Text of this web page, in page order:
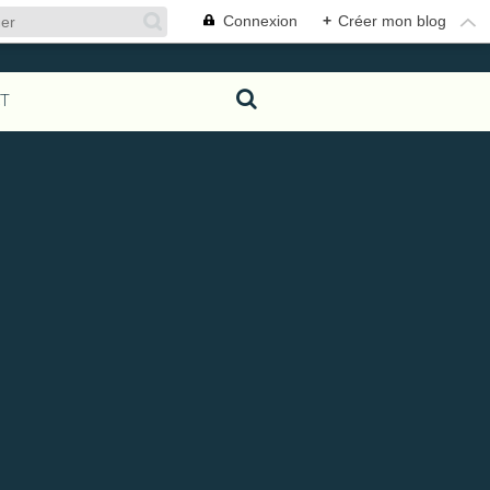
Connexion + Créer mon blog